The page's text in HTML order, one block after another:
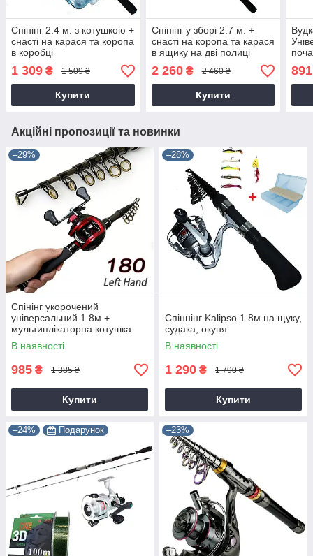
Спінінг 2.4 м. з котушкою +
снасті на карася та коропа
в коробці
1 309 ₴ 1 509 ₴
Купити
Спінінг у зборі 2.7 м. +
снасті на коропа та карася
в ящику на дві полиці
2 260₴ 2 460 ₴
Купити
891
Акційні пропозиції та новинки
–29%
Спінінг укорочений
універсальний 1.8м +
мультиплікаторна котушка
В наявності
985 ₴ 1 385 ₴
Купити
–28%
Спіннінг Kalipso 1.8м на щуку,
судака, окуня
В наявності
1 290 ₴ 1 790 ₴
Купити
–24% Подарунок –23%